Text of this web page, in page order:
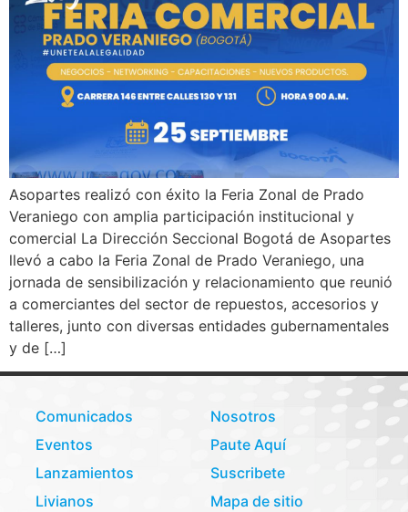
Asopartes realizó con éxito la Feria Zonal de Prado
Veraniego con amplia participación institucional y
comercial La Dirección Seccional Bogotá de Asopartes
llevó a cabo la Feria Zonal de Prado Veraniego, una
jornada de sensibilización y relacionamiento que reunió
a comerciantes del sector de repuestos, accesorios y
talleres, junto con diversas entidades gubernamentales
y de […]
Comunicados
Eventos
Lanzamientos
Livianos
Nosotros
Paute Aquí
Suscribete
Mapa de sitio